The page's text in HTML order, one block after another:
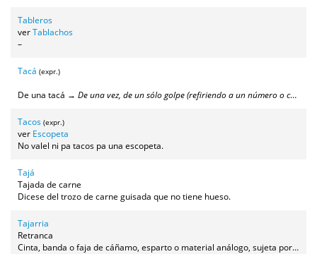
Tableros
verTablachos
–
Tacá (expr.)
De una tacá → De una vez, de un sólo golpe (refiriendo a un número o cantidad de cosas grande)
Tacos (expr.)
ver Escopeta
No valel ni pa tacos pa una escopeta.
Tajá
Tajada de carne
Dicese del trozo de carne guisada que no tiene hueso.
Tajarria
Retranca
Cinta, banda o faja de cáñamo, esparto o material análogo, sujeta por sus puntas a los bordes laterales y posteriores a la silla o albarda, que rodea los ijares y las ancas del caballo y sirve para impedir que la montura del aparejo se corra hacia adelante.